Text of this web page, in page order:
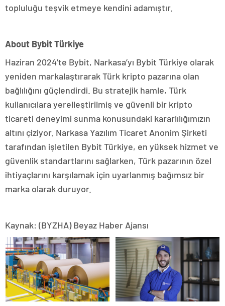
topluluğu teşvik etmeye kendini adamıştır.
About Bybit Türkiye
Haziran 2024’te Bybit, Narkasa’yı Bybit Türkiye olarak
yeniden markalaştırarak Türk kripto pazarına olan
bağlılığını güçlendirdi. Bu stratejik hamle, Türk
kullanıcılara yerelleştirilmiş ve güvenli bir kripto
ticareti deneyimi sunma konusundaki kararlılığımızın
altını çiziyor. Narkasa Yazılım Ticaret Anonim Şirketi
tarafından işletilen Bybit Türkiye, en yüksek hizmet ve
güvenlik standartlarını sağlarken, Türk pazarının özel
ihtiyaçlarını karşılamak için uyarlanmış bağımsız bir
marka olarak duruyor.
Kaynak: (BYZHA) Beyaz Haber Ajansı